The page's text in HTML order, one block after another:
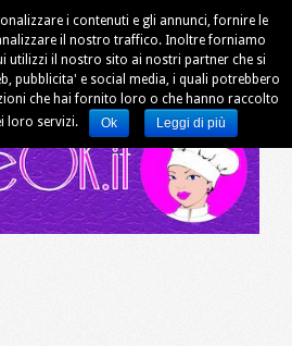
i contenuti e gli annunci, fornire le
il nostro traffico. Inoltre forniamo
utilizzi il nostro sito ai nostri partner che si
pubblicita' e social media, i quali potrebbero
che hai fornito loro o che hanno raccolto
loro servizi.
Ok Leggi di più